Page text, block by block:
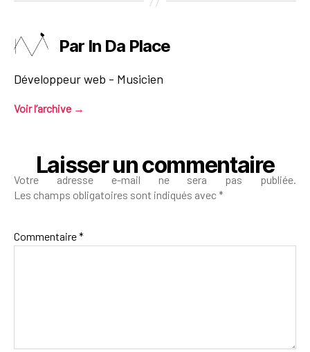
Par In Da Place
Développeur web - Musicien
Voir l’archive →
Laisser un commentaire
Votre adresse e-mail ne sera pas publiée.
Les champs obligatoires sont indiqués avec*
Commentaire*